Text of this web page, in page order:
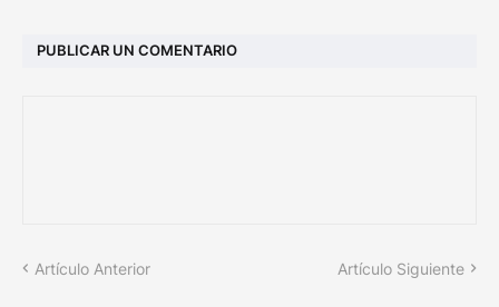
PUBLICAR UN COMENTARIO
Artículo Anterior Artículo Siguiente